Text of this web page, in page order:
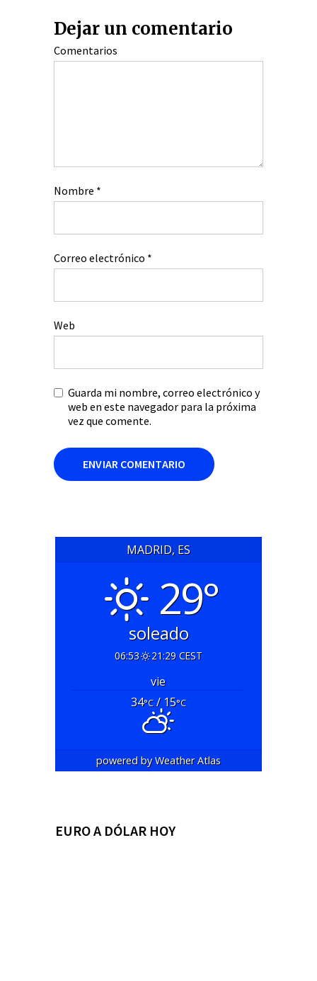
Dejar un comentario
Comentarios
Nombre *
Correo electrónico *
Web
Guarda mi nombre, correo electrónico y
web en este navegador para la próxima
vez que comente.
MADRID, ES
29°
soleado
06:53 21:29 CEST
vie
34°C/ 15°C
powered byWeather Atlas
EURO A DÓLAR HOY